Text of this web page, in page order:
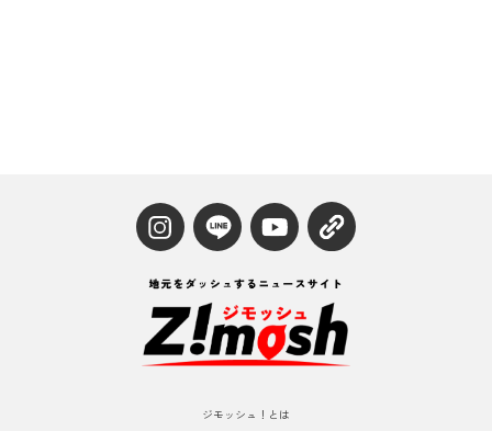
ジモッシュ！とは